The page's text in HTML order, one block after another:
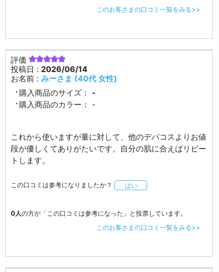
このお客さまの口コミ一覧をみる>>
評価
投稿日 : 2026/06/14
お名前 :みーさま (40代 女性)
購入商品のサイズ：
-
購入商品のカラー：
-
これから使いますが量に対して、他のデパコスよりお値
段が優しくてありがたいです。自分の肌に合えばリピー
トします。
この口コミは参考になりましたか？ はい
0人の方が「この口コミは参考になった」と投票しています。
このお客さまの口コミ一覧をみる>>